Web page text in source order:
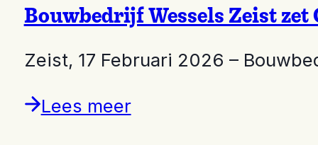
Bouwbedrijf Wessels Zeist
Zeist, 17 Februari 2026 –
Lees meer